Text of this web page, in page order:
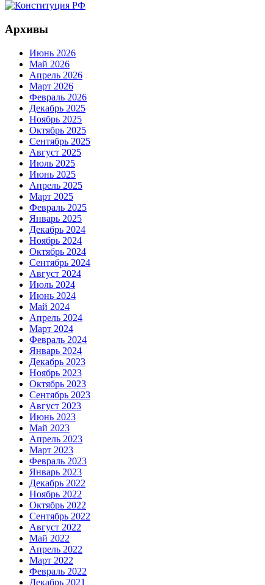
Архивы
Июнь 2026
Май 2026
Апрель 2026
Март 2026
Февраль 2026
Декабрь 2025
Ноябрь 2025
Октябрь 2025
Сентябрь 2025
Август 2025
Июль 2025
Июнь 2025
Апрель 2025
Март 2025
Февраль 2025
Январь 2025
Декабрь 2024
Ноябрь 2024
Октябрь 2024
Сентябрь 2024
Август 2024
Июль 2024
Июнь 2024
Май 2024
Апрель 2024
Март 2024
Февраль 2024
Январь 2024
Декабрь 2023
Ноябрь 2023
Октябрь 2023
Сентябрь 2023
Август 2023
Июнь 2023
Май 2023
Апрель 2023
Март 2023
Февраль 2023
Январь 2023
Декабрь 2022
Ноябрь 2022
Октябрь 2022
Сентябрь 2022
Август 2022
Май 2022
Апрель 2022
Март 2022
Февраль 2022
Декабрь 2021